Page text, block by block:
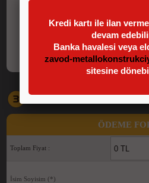
Ödeme
ÖDEME
Toplam Fiyat :
İsim Soyisim(*)
Kredi kartı ile ilan
devam
Banka havalesi veya
zavod-
sitesine